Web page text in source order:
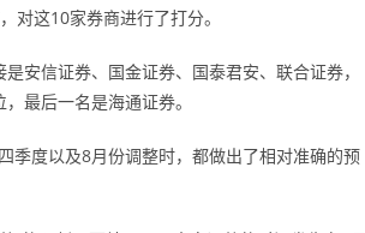
对这10家券商进行了打分。
安信证券、国金证券、国泰君安、联合证券，
最后一名是海通证券。
季度以及8月份调整时，都做出了相对准确的预